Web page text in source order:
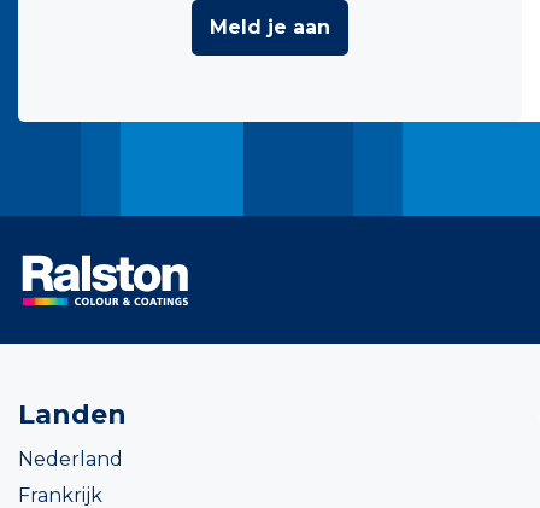
Meld je aan
Landen
Nederland
Frankrijk